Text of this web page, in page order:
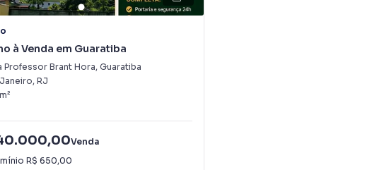
à Venda em Guaratiba
Professor Brant Hora, Guaratiba
, RJ
m²
Venda
R$ 650,00